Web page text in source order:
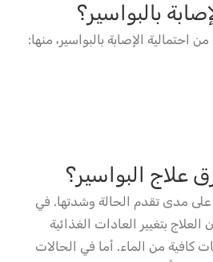
بالبواسير؟
الإصابة بالبواسير، منها:
البواسير؟
على مدى تقدم الحالة وشدتها. في
بتغيير العادات الغذائية
كافية من الماء. أما في الحالات